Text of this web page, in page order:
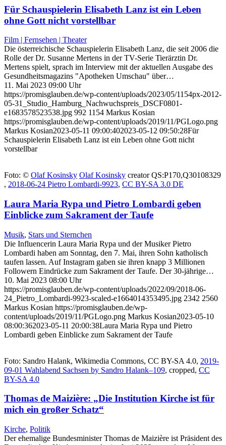
Für Schauspielerin Elisabeth Lanz ist ein Leben
ohne Gott nicht vorstellbar
Film | Fernsehen | Theater
Die österreichische Schauspielerin Elisabeth Lanz, die seit 2006 die
Rolle der Dr. Susanne Mertens in der TV-Serie Tierärztin Dr.
Mertens spielt, sprach im Interview mit der aktuellen Ausgabe des
Gesundheitsmagazins "Apotheken Umschau" über…
11. Mai 2023 09:00 Uhr
https://promisglauben.de/wp-content/uploads/2023/05/1154px-2012-
05-31_Studio_Hamburg_Nachwuchspreis_DSCF0801-
e1683578523538.jpg 992 1154 Markus Kosian
https://promisglauben.de/wp-content/uploads/2019/11/PGLogo.png
Markus Kosian2023-05-11 09:00:402023-05-12 09:50:28Für
Schauspielerin Elisabeth Lanz ist ein Leben ohne Gott nicht
vorstellbar
Foto: © Olaf Kosinsky Olaf Kosinsky creator QS:P170,Q30108329
, 2018-06-24 Pietro Lombardi-9923, CC BY-SA 3.0 DE
Laura Maria Rypa und Pietro Lombardi geben
Einblicke zum Sakrament der Taufe
Musik, Stars und Sternchen
Die Influencerin Laura Maria Rypa und der Musiker Pietro
Lombardi haben am Sonntag, den 7. Mai, ihren Sohn katholisch
taufen lassen. Auf Instagram gaben sie ihren knapp 3 Millionen
Followern Eindrücke zum Sakrament der Taufe. Der 30-jährige…
10. Mai 2023 08:00 Uhr
https://promisglauben.de/wp-content/uploads/2022/09/2018-06-
24_Pietro_Lombardi-9923-scaled-e1664014353495.jpg 2342 2560
Markus Kosian https://promisglauben.de/wp-
content/uploads/2019/11/PGLogo.png Markus Kosian2023-05-10
08:00:362023-05-11 20:00:38Laura Maria Rypa und Pietro
Lombardi geben Einblicke zum Sakrament der Taufe
Foto: Sandro Halank, Wikimedia Commons, CC BY-SA 4.0, 2019-
09-01 Wahlabend Sachsen by Sandro Halank–109, cropped, CC
BY-SA 4.0
Thomas de Maizière: „Die Institution Kirche ist für
mich ein großer Schatz“
Kirche, Politik
Der ehemalige Bundesminister Thomas de Maizière ist Präsident des